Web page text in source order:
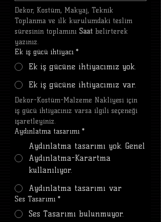
Dekor, Kostüm, Makyaj, Teknik
Toplanma ve ilk kurulumdaki teslim
süresinin toplamını Saat belirterek
yazınız.
Ek iş gücü ihtiyacı *
Ek iş gücüne ihtiyacımız yok.
Ek iş gücüne ihtiyacımız var.
Dekor-Kostüm-Malzeme Nakliyesi için
iş gücü ihtiyacınız varsa ilgili seçeneği
işaretleyiniz.
Aydınlatma tasarımı *
Aydınlatma tasarımı yok. Genel
Aydınlatma-Karartma
kullanılıyor.
Aydınlatma tasarımı var
Ses Tasarımı *
Ses Tasarımı bulunmuyor.